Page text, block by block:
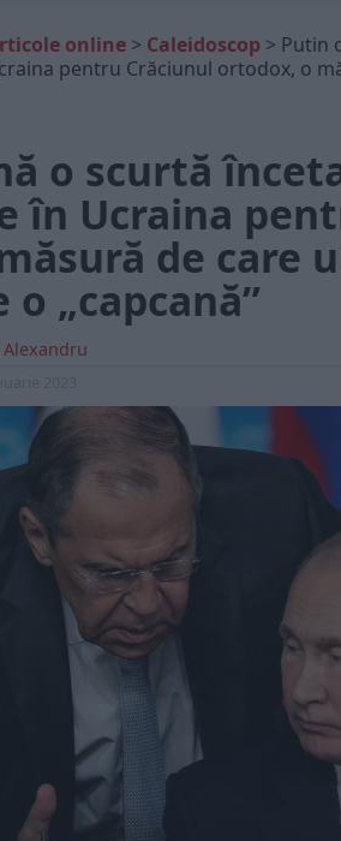
online > Caleidoscop > Putin
pentru Crăciunul ortodox, o
o scurtă
în Ucraina
de care
„capcană”
Alexandru